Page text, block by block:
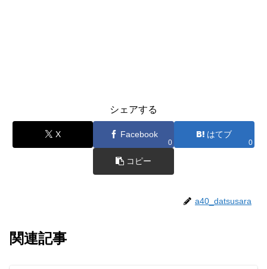
シェアする
X Facebook
0
はてブ
0
コピー
a40_datsusara
関連記事